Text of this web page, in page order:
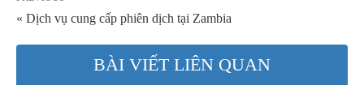
« Dịch vụ cung cấp phiên dịch tại Zambia
BÀI VIẾT LIÊN QUAN